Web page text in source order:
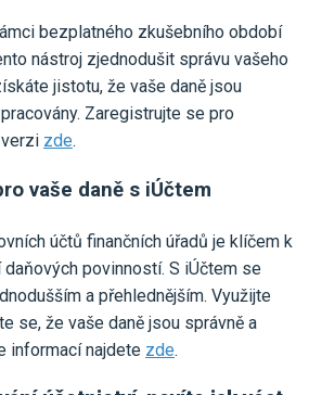
bezplatného zkušebního období
nástroj zjednodušit správu vašeho
jistotu, že vaše daně jsou
Zaregistrujte se pro
zde.
vaše daně s iÚčtem
účtů finančních úřadů je klíčem k
povinností. S iÚčtem se
a přehlednějším. Využijte
se, že vaše daně jsou správně a
informací najdete zde.